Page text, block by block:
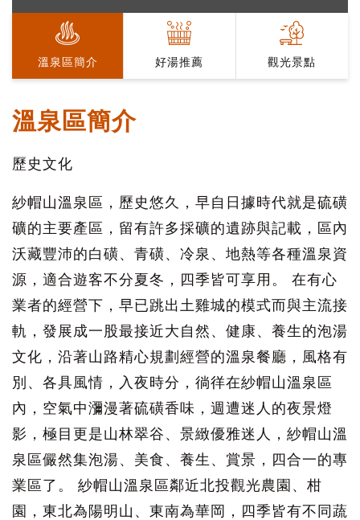
溫泉區簡介 好湯推薦 觀光景點
溫泉區簡介
歷史文化
紗帽山溫泉區，歷史悠久，早自日據時代就是硫磺
礦的主要產區，留有許多採礦的遺跡與記載，區內
沃藏豐沛的白磺、青磺、冷泉、地熱等各種溫泉資
源，適合遊客不分夏冬，四季皆可享用。 在有心
業者的經營下，早已跳出土雞城的模式而與主流接
軌，發展成一股最接近大自然、健康、養生的泡湯
文化，沿著山路精心規劃經營的溫泉餐廳，風格有
別、各具風情，入夜時分，徜徉在紗帽山溫泉區
內，空氣中瀰漫著硫磺香味，週遭迷人的夜景燈
影，極目更是山林翠谷、景緻優雅迷人，紗帽山溫
泉區儼然集泡湯、美食、養生、賞景，四合一的專
業區了。 紗帽山溫泉區鄰近北投觀光農園、柑
園，東北為陽明山、東南為華岡，四季皆有不同蔬